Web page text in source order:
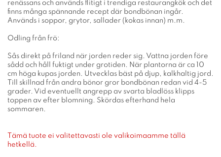
renässans och används flitigt i trendiga restaurangkök och det
finns många spännande recept där bondbönan ingår.
Används i soppor, grytor, sallader (kokas innan) m.m.
Odling från frö:
Sås direkt på friland när jorden reder sig. Vattna jorden före
sådd och håll fuktigt under grotiden. När plantorna är ca 10
cm höga kupas jorden. Utvecklas bäst på djup, kalkhaltig jord.
Till skillnad från andra bönor gror bondbönan redan vid 4-5
grader. Vid eventuellt angrepp av svarta bladlöss klipps
toppen av efter blomning. Skördas efterhand hela
sommaren.
Tämä tuote ei valitettavasti ole valikoimaamme tällä
hetkellä.